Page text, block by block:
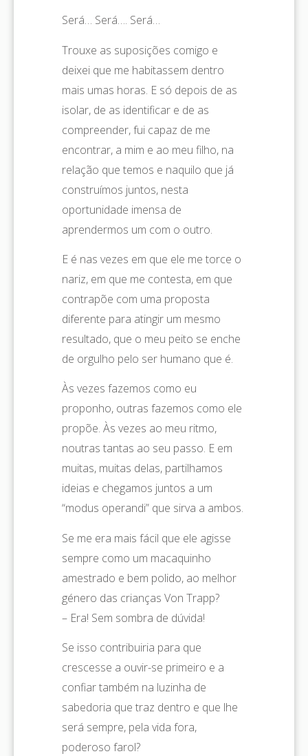
Será… Será…. Será…
Trouxe as suposições comigo e
deixei que me habitassem dentro
mais umas horas. E só depois de as
isolar, de as identificar e de as
compreender, fui capaz de me
encontrar, a mim e ao meu filho, na
relação que temos e naquilo que já
construímos juntos, nesta
oportunidade imensa de
aprendermos um com o outro.
E é nas vezes em que ele me torce o
nariz, em que me contesta, em que
contrapõe com uma proposta
diferente para atingir um mesmo
resultado, que o meu peito se enche
de orgulho pelo ser humano que é.
Às vezes fazemos como eu
proponho, outras fazemos como ele
propõe. Às vezes ao meu ritmo,
noutras tantas ao seu passo. E em
muitas, muitas delas, partilhamos
ideias e chegamos juntos a um
“modus operandi” que sirva a ambos.
Se me era mais fácil que ele agisse
sempre como um macaquinho
amestrado e bem polido, ao melhor
género das crianças Von Trapp?
– Era! Sem sombra de dúvida!
Se isso contribuiria para que
crescesse a ouvir-se primeiro e a
confiar também na luzinha de
sabedoria que traz dentro e que lhe
será sempre, pela vida fora,
poderoso farol?